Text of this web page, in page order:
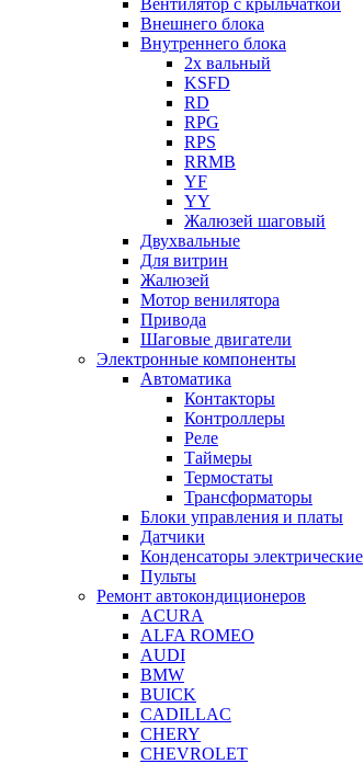
Вентилятор с крыльчаткой
Внешнего блока
Внутреннего блока
2х вальный
KSFD
RD
RPG
RPS
RRMB
YF
YY
Жалюзей шаговый
Двухвальные
Для витрин
Жалюзей
Мотор венилятора
Привода
Шаговые двигатели
Электронные компоненты
Автоматика
Контакторы
Контроллеры
Реле
Таймеры
Термостаты
Трансформаторы
Блоки управления и платы
Датчики
Конденсаторы электрические
Пульты
Ремонт автокондиционеров
ACURA
ALFA ROMEO
AUDI
BMW
BUICK
CADILLAC
CHERY
CHEVROLET